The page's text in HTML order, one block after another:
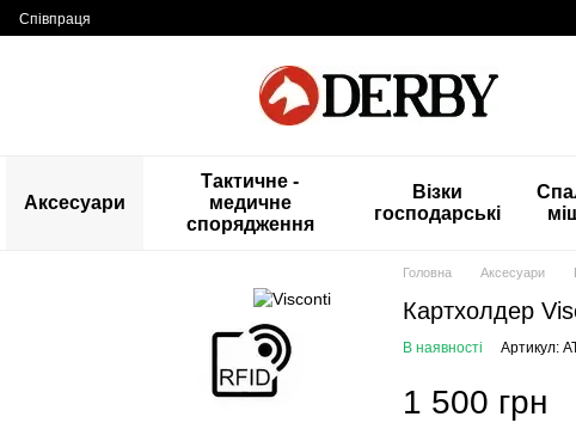
Співпраця
Аксесуари
Тактичне -
медичне
спорядження
Візки
господарські
Головна Аксесуари
Картхолдер
В наявності Артикул:
1 500 грн